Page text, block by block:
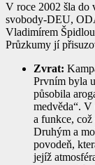
V roce 2002 šla
svobody-DEU,
Vladimírem
Průzkumy jí
Zvrat:
Prvním byla
působila
medvěda“.
a funkce,
Druhým a
povodeň,
jejíž